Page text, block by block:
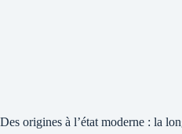
Des origines à l’état moderne : la